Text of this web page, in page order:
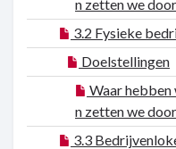
n zetten we
3.2 Fysieke
Doelstellingen
Waar hebben
n zetten we
3.3